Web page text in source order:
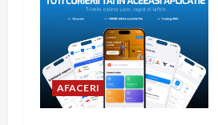
i
g
a
t
AFACERI